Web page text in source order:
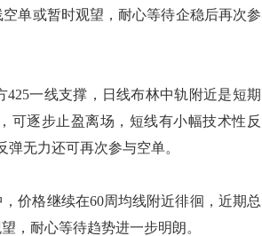
单或暂时观望，耐心等待企稳后再次参
一线支撑，日线布林中轨附近是短期
可逐步止盈离场，短线有小幅技术性反
无力还可再次参与空单。
格继续在60周均线附近徘徊，近期总
，耐心等待趋势进一步明朗。